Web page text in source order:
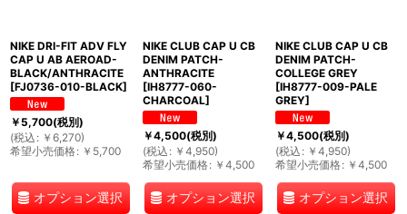
NIKE DRI-FIT ADV FLY
CAP U AB AEROAD-
BLACK/ANTHRACITE
[FJ0736-010-BLACK]
￥5,700(税別)
(税込 : ￥ 6,270)
希望小売価格: ￥ 5,700
オプション選択
NIKE CLUB CAP U CB
DENIM PATCH-
ANTHRACITE
[IH8777-060-
CHARCOAL]
￥4,500(税別)
(税込 : ￥ 4,950)
希望小売価格: ￥ 4,500
オプション選択
NIKE CLUB CAP U CB
DENIM PATCH-
COLLEGE GREY
[IH8777-009-PALE
GREY]
￥4,500(税別)
(税込 : ￥ 4,950)
希望小売価格: ￥ 4,500
オプション選択